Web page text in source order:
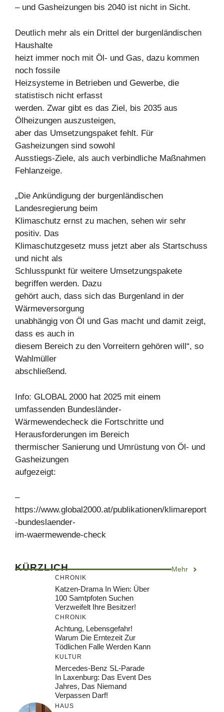
– und Gasheizungen bis 2040 ist nicht in Sicht.
Deutlich mehr als ein Drittel der burgenländischen
Haushalte
heizt immer noch mit Öl- und Gas, dazu kommen
noch fossile
Heizsysteme in Betrieben und Gewerbe, die
statistisch nicht erfasst
werden. Zwar gibt es das Ziel, bis 2035 aus
Ölheizungen auszusteigen,
aber das Umsetzungspaket fehlt. Für
Gasheizungen sind sowohl
Ausstiegs-Ziele, als auch verbindliche Maßnahmen
Fehlanzeige.
„Die Ankündigung der burgenländischen
Landesregierung beim
Klimaschutz ernst zu machen, sehen wir sehr
positiv. Das
Klimaschutzgesetz muss jetzt aber als Startschuss
und nicht als
Schlusspunkt für weitere Umsetzungspakete
begriffen werden. Dazu
gehört auch, dass sich das Burgenland in der
Wärmeversorgung
unabhängig von Öl und Gas macht und damit zeigt,
dass es auch in
diesem Bereich zu den Vorreitern gehören will“, so
Wahlmüller
abschließend.
Info: GLOBAL 2000 hat 2025 mit einem
umfassenden Bundesländer-
Wärmewendecheck die Fortschritte und
Herausforderungen im Bereich
thermischer Sanierung und Umrüstung von Öl- und
Gasheizungen
aufgezeigt:
–
https://www.global2000.at/publikationen/klimareport
-bundeslaender-
im-waermewende-check
KÜRZLICH Mehr
CHRONIK
Katzen-Drama In Wien: Über
100 Samtpfoten Suchen
Verzweifelt Ihre Besitzer!
CHRONIK
Achtung, Lebensgefahr!
Warum Die Erntezeit Zur
Tödlichen Falle Werden Kann
KULTUR
Mercedes-Benz SL-Parade
In Laxenburg: Das Event Des
Jahres, Das Niemand
Verpassen Darf!
HAUS